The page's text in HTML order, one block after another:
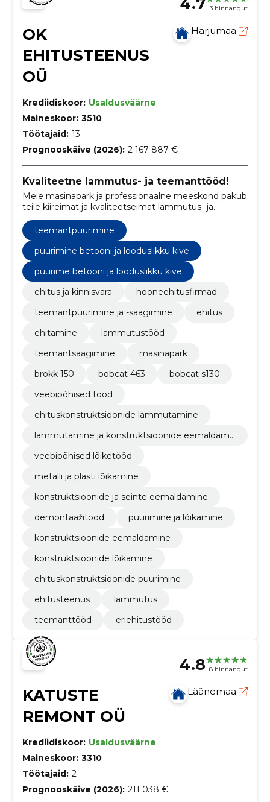
3 hinnangut
OK
EHITUSTEENUS
OÜ
Harjumaa
Krediidiskoor: Usaldusväärne
Maineskoor: 3510
Töötajaid: 13
Prognooskäive (2026): 2 167 887 €
Kvaliteetne lammutus- ja teemanttööd!
Meie masinapark ja professionaalne meeskond pakub
teile kiireimat ja kvaliteetseimat lammutus- ja
hinnapakkumine!
teemantpuurimine
puurimine betooni ja looduslikku kive
puurime betooni ja looduslikku kive
ehitus ja kinnisvara
hooneehitusfirmad
teemantpuurimine ja -saagimine
ehitus
ehitamine
lammutustööd
teemantsaagimine
masinapark
brokk 150
bobcat 463
bobcat s130
veebipõhised tööd
ehituskonstruktsioonide lammutamine
lammutamine ja konstruktsioonide eemaldami
veebipõhised lõiketööd
metalli ja plasti lõikamine
konstruktsioonide ja seinte eemaldamine
demontaažitööd
puurimine ja lõikamine
konstruktsioonide eemaldamine
konstruktsioonide lõikamine
ehituskonstruktsioonide puurimine
ehitusteenus
lammutus
teemanttööd
eriehitustööd
4.8 8 hinnangut
KATUSTE
REMONT OÜ
Läänemaa
Krediidiskoor: Usaldusväärne
Maineskoor: 3310
Töötajaid: 2
Prognooskäive (2026): 211 038 €